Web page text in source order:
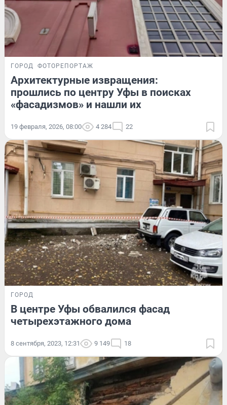
ГОРОД ФОТОРЕПОРТАЖ
Архитектурные извращения:
прошлись по центру Уфы в поисках
«фасадизмов» и нашли их
19 февраля, 2026, 08:00 4 284 22
ГОРОД
В центре Уфы обвалился фасад
четырехэтажного дома
8 сентября, 2023, 12:31 9 149 18